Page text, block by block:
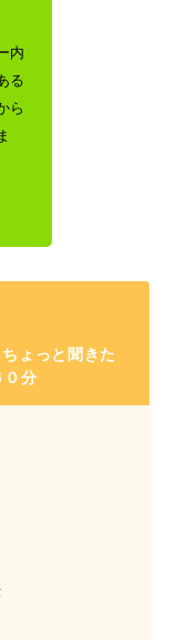
内
る
ら
ょっと聞きた
０分